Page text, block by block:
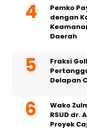
Pemko
dengan
Daerah
Fraksi
Delapan
Wako
RSUD dr.
Proyek